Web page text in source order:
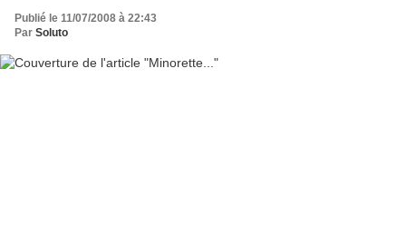
Publié le 11/07/2008 à 22:43
Par Soluto